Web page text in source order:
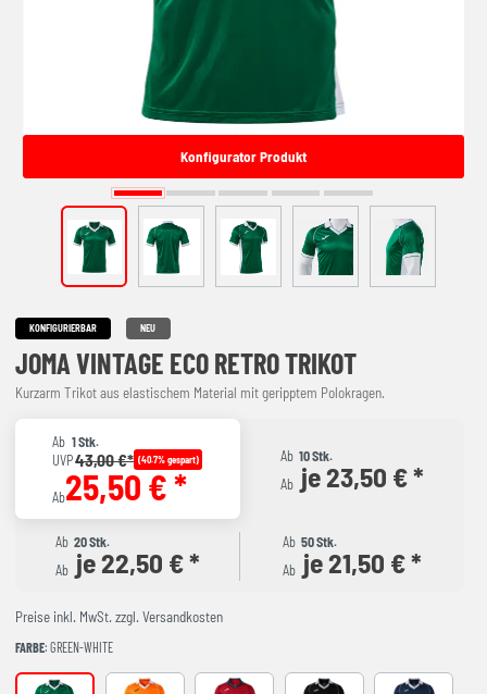
Konfigurator Produkt
KONFIGURIERBAR NEU
JOMA VINTAGE ECO RETRO TRIKOT
Kurzarm Trikot aus elastischem Material mit geripptem Polokragen.
Ab 1 Stk.
UVP43,00 €* (40.7% gespart)
Ab25,50 € *
Ab 10 Stk.
Ab je 23,50 € *
Ab 20 Stk.
Ab je 22,50 € *
Ab 50 Stk.
Ab je 21,50 € *
Preise inkl. MwSt. zzgl. Versandkosten
FARBE: GREEN-WHITE